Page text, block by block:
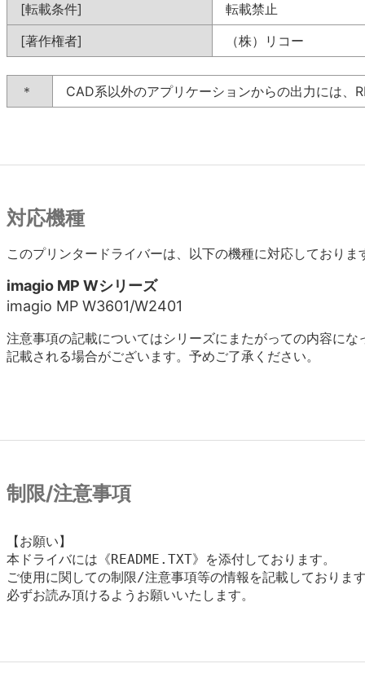
[転載条件]
転載禁止
[著作権者]
（株）リコー
＊ CAD系以外のアプリケーションからの出力には、
対応機種
このプリンタードライバーは、以下の機種に対応しておりま
imagio MP Wシリーズ
imagio MP W3601/W2401
注意事項の記載についてはシリーズにまたがっての内容に
記載される場合がございます。予めご了承ください。
制限/注意事項
【お願い】
本ドライバには《README.TXT》を添付しております。
ご使用に関しての制限/注意事項等の情報を記載しておりま
必ずお読み頂けるようお願いいたします。